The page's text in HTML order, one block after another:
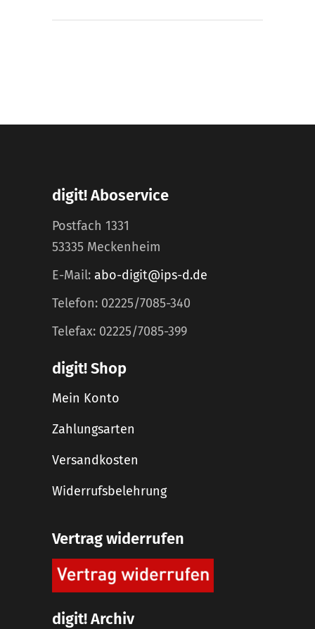
digit! Aboservice
Postfach 1331
53335 Meckenheim
E-Mail: abo-digit@ips-d.de
Telefon: 02225/7085-340
Telefax: 02225/7085-399
digit! Shop
Mein Konto
Zahlungsarten
Versandkosten
Widerrufsbelehrung
Vertrag widerrufen
digit! Archiv